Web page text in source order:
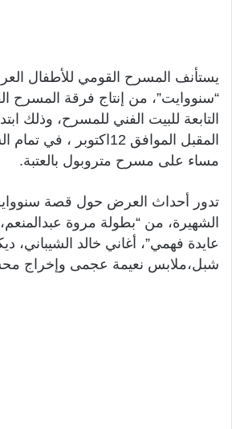
يستأنف المسرح القومي للأطفال
“سنووايت”، من إنتاج فرقة المسرح
التابعة للبيت الفني للمسرح، وذلك
المقبل الموافق 12اكتوبر ،
مساء على مسرح متروبول بالعتبة.
تدور أحداث العرض حول قصة
الشهيرة، من “بطولة مروة
عايدة فهمي”، أغاني خالد الشيباني،
شبل،ملابس نعيمة عجمى وإخراج